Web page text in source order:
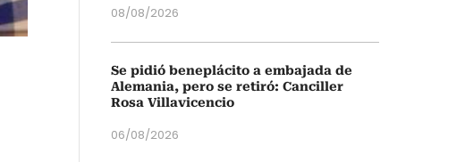
08/08/2026
Se pidió beneplácito a embajada de
Alemania, pero se retiró: Canciller
Rosa Villavicencio
06/08/2026